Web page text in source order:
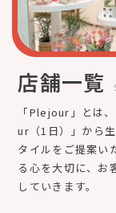
店舗一覧
「Plejour」とは
ur（1日）」から
タイルをご提案い
る心を大切に、お
していきます。